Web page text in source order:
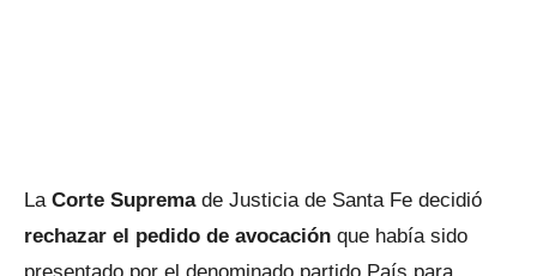
La Corte Supremade Justicia de Santa Fe decidió
rechazar el pedido de avocación que había sido